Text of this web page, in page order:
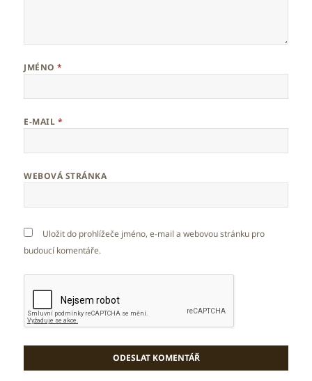
JMÉNO*
E-MAIL *
WEBOVÁ STRÁNKA
Uložit do prohlížeče jméno, e-mail a webovou stránku pro
budoucí komentáře.